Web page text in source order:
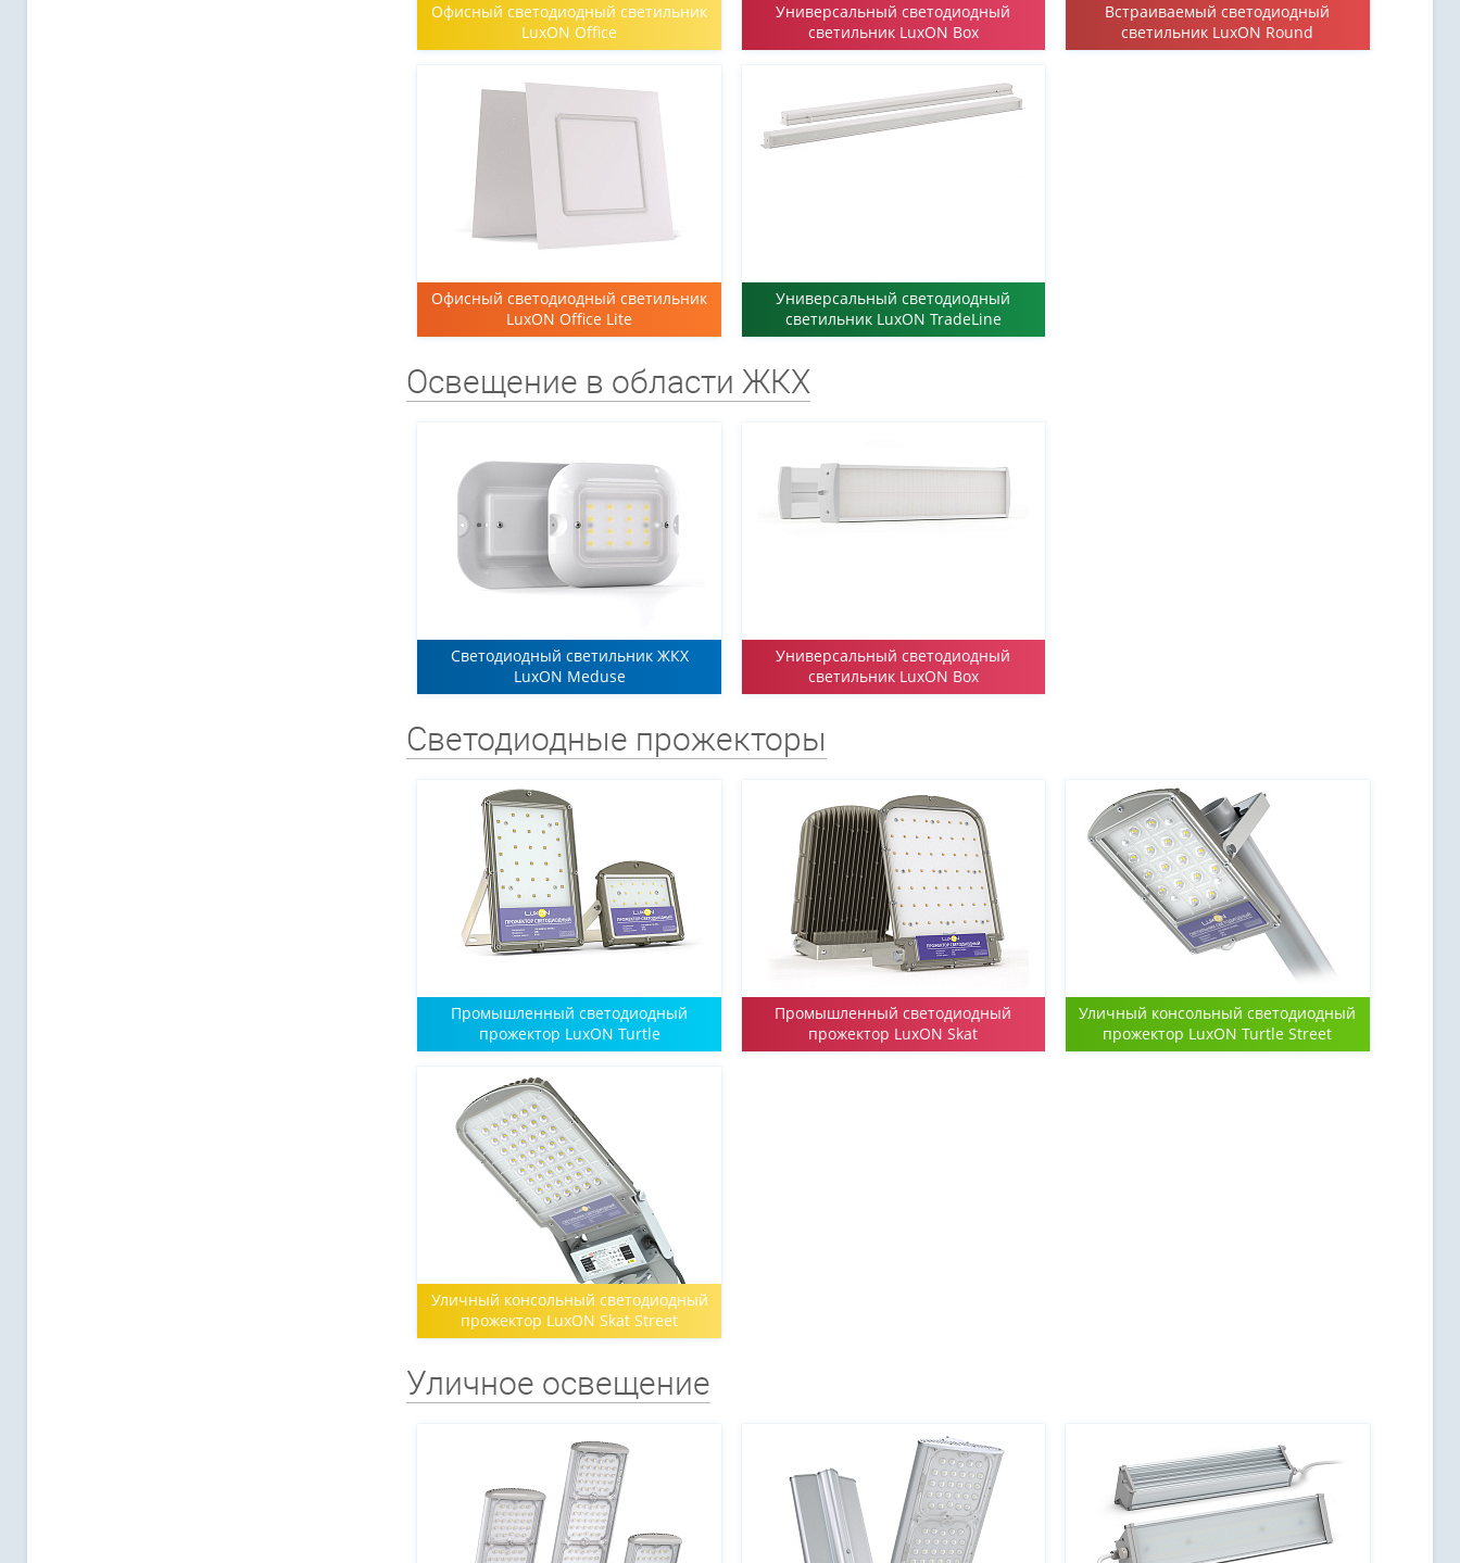
Офисный светодиодный светильник
LuxON Office
Универсальный светодиодный
светильник LuxON Box
Встраиваемый светодиодный
светильник LuxON Round
Офисный светодиодный светильник
LuxON Office Lite
Универсальный светодиодный
светильник LuxON TradeLine
Освещение в области ЖКХ
Светодиодный светильник ЖКХ
LuxON Meduse
Универсальный светодиодный
светильник LuxON Box
Светодиодные прожекторы
Промышленный светодиодный
прожектор LuxON Turtle
Промышленный светодиодный
прожектор LuxON Skat
Уличный консольный светодиодный
прожектор LuxON Turtle Street
Уличный консольный светодиодный
прожектор LuxON Skat Street
Уличное освещение